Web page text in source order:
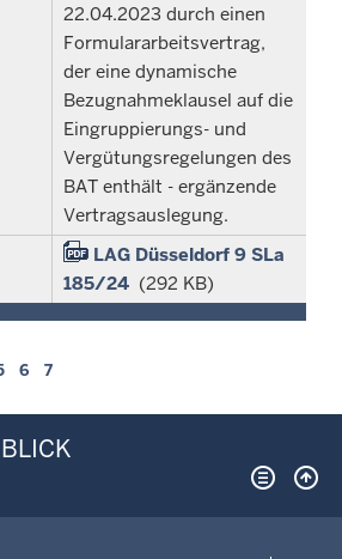
22.04.2023 durch einen
Formulararbeitsvertrag,
der eine dynamische
Bezugnahmeklausel auf die
Eingruppierungs- und
Vergütungsregelungen des
BAT enthält - ergänzende
Vertragsauslegung.
LAG Düsseldorf 9 SLa
185/24 (292 KB)
6 7